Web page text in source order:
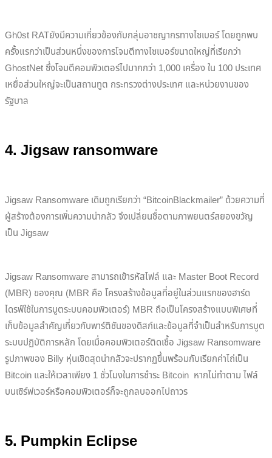
Gh0st RATยังมีความเกี่ยวข้องกับกลุ่มอาชญากรทางไซเบอร์ โดยถูกพบ
ครั้งแรกว่าเป็นส่วนหนึ่งของการโจมตีทางไซเบอร์ขนาดใหญ่ที่เรียกว่า
GhostNet ซึ่งโจมตีคอมพิวเตอร์ไปมากกว่า 1,000 เครื่อง ใน 100 ประเทศ
เหยื่อส่วนใหญ่จะเป็นสถานทูต กระทรวงต่างประเทศ และหน่วยงานของ
รัฐบาล
4. Jigsaw ransomware
Jigsaw Ransomware เดิมถูกเรียกว่า “BitcoinBlackmailer” ด้วยความที่
ผู้สร้างต้องการเพิ่มความน่ากลัว จึงเปลี่ยนชื่อตามภาพยนตร์สยองขวัญ
เป็น Jigsaw
Jigsaw Ransomware สามารถเข้ารหัสไฟล์ และ Master Boot Record
(MBR) ของคุณ (MBR คือ โครงสร้างข้อมูลที่อยู่ในส่วนแรกของฮาร์ด
ไดรฟ์ใช้ในการบูตระบบคอมพิวเตอร์) MBR ถือเป็นโครงสร้างแบบพิเศษที่
เก็บข้อมูลสำคัญเกี่ยวกับพาร์ติชันของดิสก์และข้อมูลที่จำเป็นสำหรับการบูต
ระบบปฏิบัติการหลัก โดยเมื่อคอมพิวเตอร์ติดเชื้อ Jigsaw Ransomware
รูปภาพของ Billy หุ่นเชิดสุดน่ากลัวจะปรากฏขึ้นพร้อมกับเรียกค่าไถ่เป็น
Bitcoin และให้เวลาเพียง 1 ชั่วโมงในการชำระ Bitcoin หากไม่ทำตาม ไฟล์
บนเซิร์ฟเวอร์หรือคอมพิวเตอร์ก็จะถูกลบออกไปถาวร
5. Pumpkin Eclipse